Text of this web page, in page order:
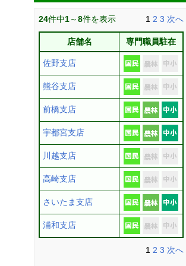
24件中1～8件を表示 1 2 3 次へ
店舗名 専門職員駐在
佐野支店
熊谷支店
前橋支店
宇都宮支店
川越支店
高崎支店
さいたま支店
浦和支店
1 2 3 次へ